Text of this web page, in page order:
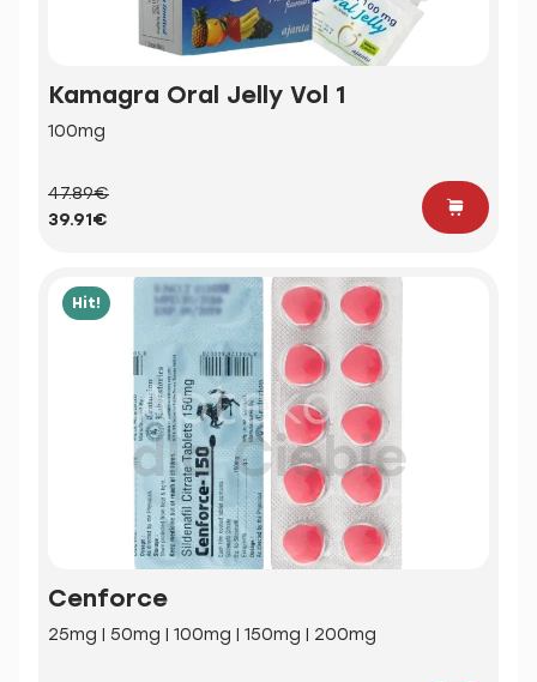
Kamagra Oral Jelly Vol 1
100mg
47.89€
39.91€
Hit!
Cenforce
25mg | 50mg | 100mg | 150mg | 200mg